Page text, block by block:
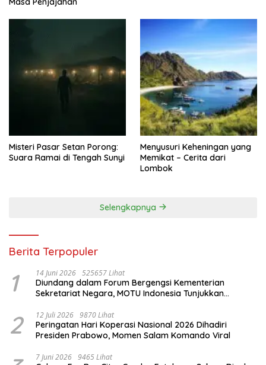
Misteri Pasar Setan Porong:
Suara Ramai di Tengah Sunyi
Menyusuri Keheningan yang
Memikat – Cerita dari
Lombok
Selengkapnya
Berita Terpopuler
1 14 Juni 2026 525657 Lihat
Diundang dalam Forum Bergengsi Kementerian
Sekretariat Negara, MOTU Indonesia Tunjukkan
2 12 Juli 2026 9870 Lihat
Peringatan Hari Koperasi Nasional 2026 Dihadiri
Presiden Prabowo, Momen Salam Komando Viral
7 Juni 2026 9465 Lihat